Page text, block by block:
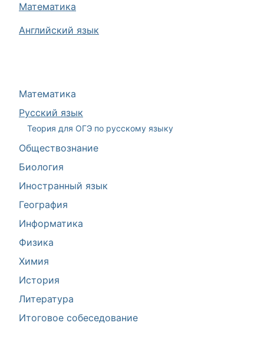
Математика
Русский язык
Теория для ОГЭ по русскому языку
Обществознание
Биология
Иностранный язык
География
Информатика
Физика
Химия
История
Литература
Итоговое собеседование
Математика
Английский язык